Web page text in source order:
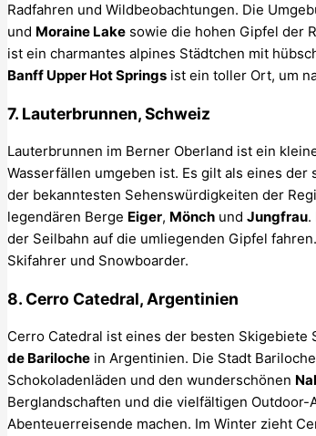
Radfahren und Wildbeobachtungen. Die
und Moraine Lake sowie die hohen Gipfel der
ist ein charmantes alpines Städtchen mit
Banff Upper Hot Springs ist ein toller Ort, um
7. Lauterbrunnen, Schweiz
Lauterbrunnen im Berner Oberland ist ein
Wasserfällen umgeben ist. Es gilt als eines
der bekanntesten Sehenswürdigkeiten der
legendären Berge Eiger, Mönch und Jungfrau.
der Seilbahn auf die umliegenden Gipfel
Skifahrer und Snowboarder.
8. Cerro Catedral, Argentinien
Cerro Catedral ist eines der besten Skigebiete
de Bariloche in Argentinien. Die Stadt
Schokoladenläden und den wunderschönen
Berglandschaften und die vielfältigen
Abenteuerreisende machen. Im Winter zieht